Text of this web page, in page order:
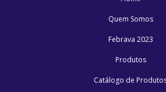
Quem Somos
Febrava 2023
Produtos
Catálogo de